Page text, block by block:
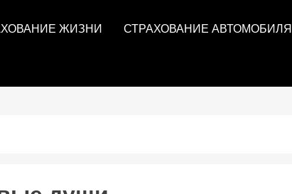
ЖИЗНИ СТРАХОВАНИЕ АВТОМОБИЛЯ